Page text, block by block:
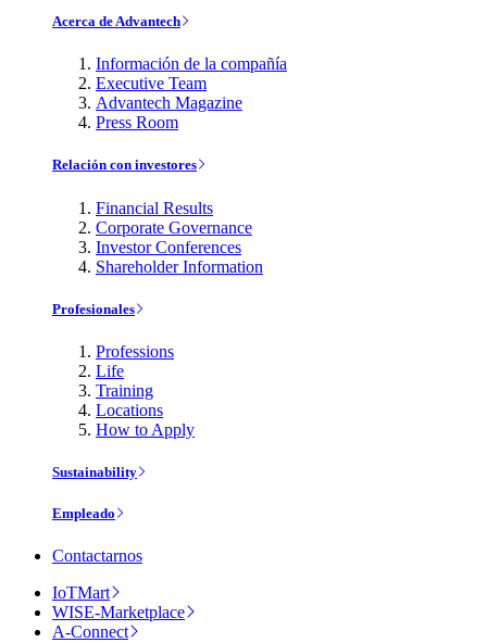
Acerca de Advantech
Información de la compañía
Executive Team
Advantech Magazine
Press Room
Relación con investores
Financial Results
Corporate Governance
Investor Conferences
Shareholder Information
Profesionales
Professions
Life
Training
Locations
How to Apply
Sustainability
Empleado
Contactarnos
IoTMart
WISE-Marketplace
A-Connect